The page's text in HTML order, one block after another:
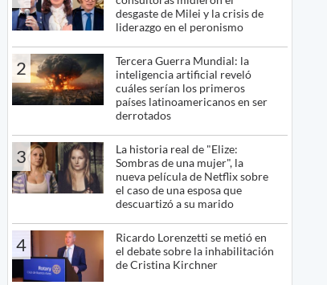
desgaste de Milei y la crisis de
liderazgo en el peronismo
2
Tercera Guerra Mundial: la
inteligencia artificial reveló
cuáles serían los primeros
países latinoamericanos en ser
derrotados
3
La historia real de "Elize:
Sombras de una mujer", la
nueva película de Netflix sobre
el caso de una esposa que
descuartizó a su marido
4
Ricardo Lorenzetti se metió en
el debate sobre la inhabilitación
de Cristina Kirchner